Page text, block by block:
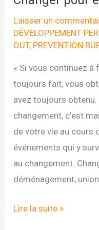
Laisser un
DÉVELOPPEMENT
OUT, PREVENTION
« Si vous continuez à
toujours fait, vous
avez toujours obtenu.
changement, c’est
de votre vie au cours
événements qui y
au changement.
déménagement,
Changer
Lire la suite »